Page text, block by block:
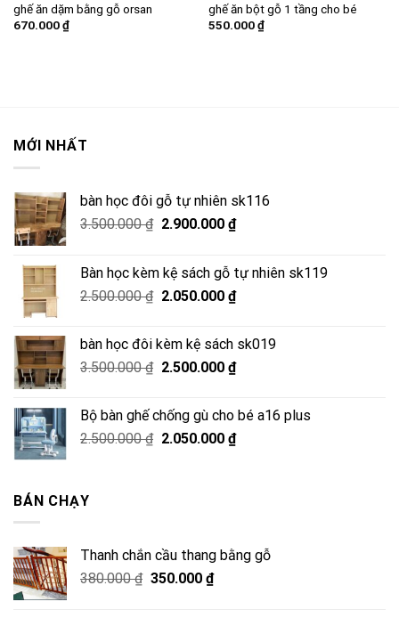
ghế ăn dặm bằng gỗ orsan
670.000₫
ghế ăn bột gỗ 1 tầng cho bé
550.000₫
MỚI NHẤT
bàn học đôi gỗ tự nhiên sk116
3.500.000₫ Giá
3.500.000 ₫.
2.900.000 ₫Giá
là:
2.900.000 ₫.
Bàn học kèm kệ sách gỗ tự nhiên sk119
2.500.000₫ Giá
2.500.000 ₫.
2.050.000 ₫Giá
là:
2.050.000 ₫.
bàn học đôi kèm kệ sách sk019
3.500.000₫ Giá
3.500.000 ₫.
2.500.000 ₫Giá
là:
2.500.000 ₫.
Bộ bàn ghế chống gù cho bé a16 plus
2.500.000₫ Giá
2.050.000 ₫Giá
BÁN CHẠY
Thanh chắn cầu thang bằng gỗ
380.000₫ Giá
350.000 ₫Giá